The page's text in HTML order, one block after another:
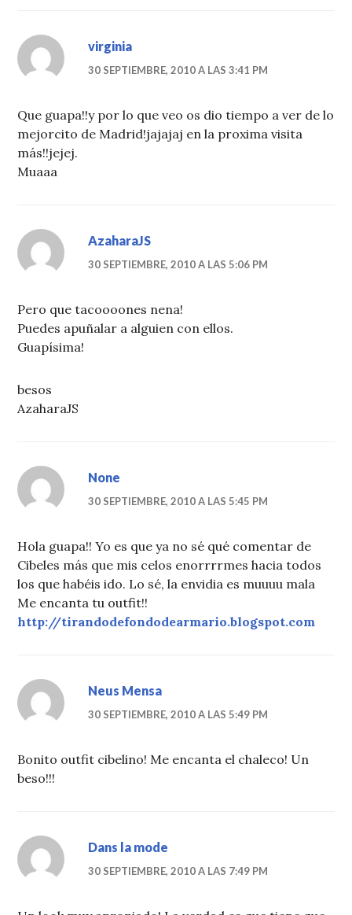
virginia
30 SEPTIEMBRE, 2010 A LAS 3:41 PM
Que guapa!!y por lo que veo os dio tiempo a ver de lo
mejorcito de Madrid!jajajaj en la proxima visita
más!!jejej.
Muaaa
AzaharaJS
30 SEPTIEMBRE, 2010 A LAS 5:06 PM
Pero que tacoooones nena!
Puedes apuñalar a alguien con ellos.
Guapísima!
besos
AzaharaJS
None
30 SEPTIEMBRE, 2010 A LAS 5:45 PM
Hola guapa!! Yo es que ya no sé qué comentar de
Cibeles más que mis celos enorrrrmes hacia todos
los que habéis ido. Lo sé, la envidia es muuuu mala
Me encanta tu outfit!!
http://tirandodefondodearmario.blogspot.com
Neus Mensa
30 SEPTIEMBRE, 2010 A LAS 5:49 PM
Bonito outfit cibelino! Me encanta el chaleco! Un
beso!!!
Dans la mode
30 SEPTIEMBRE, 2010 A LAS 7:49 PM